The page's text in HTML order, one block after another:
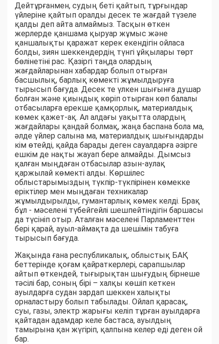
Дейтұрғанмен, судың беті қайтып, тұрғындар
үйлеріне қайтып оралды десек те жағдай түзеле
қалды деп айта алмаймыз. Тасқын өткен
жерлерде қаншама қыруар жұмыс және
қаншалықты қаражат керек екендігін ойласа
болды, зиян шеккендердің түнгі ұйқылары төрт
бөлінетіні рас. Қазіргі таңда олардың
жағдайларынан хабардар болып отырған
басшылық, барлық көмекті жұмылдыруға
тырысып бағуда. Десек те үлкен шығынға душар
болған және қиындық көріп отырған көп балалы
отбасыларға ерекше қамқорлық, материалдық
көмек қажет-ақ. Ал алдағы уақытта олардың
жағдайлары қандай болмақ, жаңа баспана бола ма,
әлде үйлер салына ма, материалдық шығындарды
кім өтейді, қайда барады деген сауалдарға әзірге
ешкім де нақты жауап бере алмайды. Дымсыз
қалған мыңдаған отбасылар азын-аулақ
қаржылай көмекті алды. Көршілес
облыстарымыздың түкпір-түкпірінен көмекке
еріктілер мен мыңдаған техникалар
жұмылдырылды, гумантарлық көмек келді. Брақ
бұл - мәселені түбейгейлі шешпейтіндігін баршасы
да түсініп отыр. Аталған мәселені Парламенттен
бері қарай, ауыл-аймақта да шешімін табуға
тырысып бағуда.
Жақында ғана республикалық, облыстық БАҚ
беттерінде қоғам қайраткерлері, сарапшылар
айтып өткендей, тығырықтан шығудың бірнеше
тәсілі бар, соның бірі – халқы көшіп кеткен
ауылдарға судан зардап шеккен халықты
орналастыру болып табылады. Ойлап қарасақ,
суы, газы, электр жарығы келіп тұрған ауылдарға
қайтадан адамдар келе бастаса, ауылдың
тамырына қан жүгіріп, қалпына келер еді деген ой
бар.